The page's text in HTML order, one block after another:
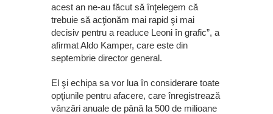
acest an ne-au făcut să înţelegem că
trebuie să acţionăm mai rapid şi mai
decisiv pentru a readuce Leoni în grafic”, a
afirmat Aldo Kamper, care este din
septembrie director general.
El şi echipa sa vor lua în considerare toate
opţiunile pentru afacere, care înregistrează
vânzări anuale de până la 500 de milioane